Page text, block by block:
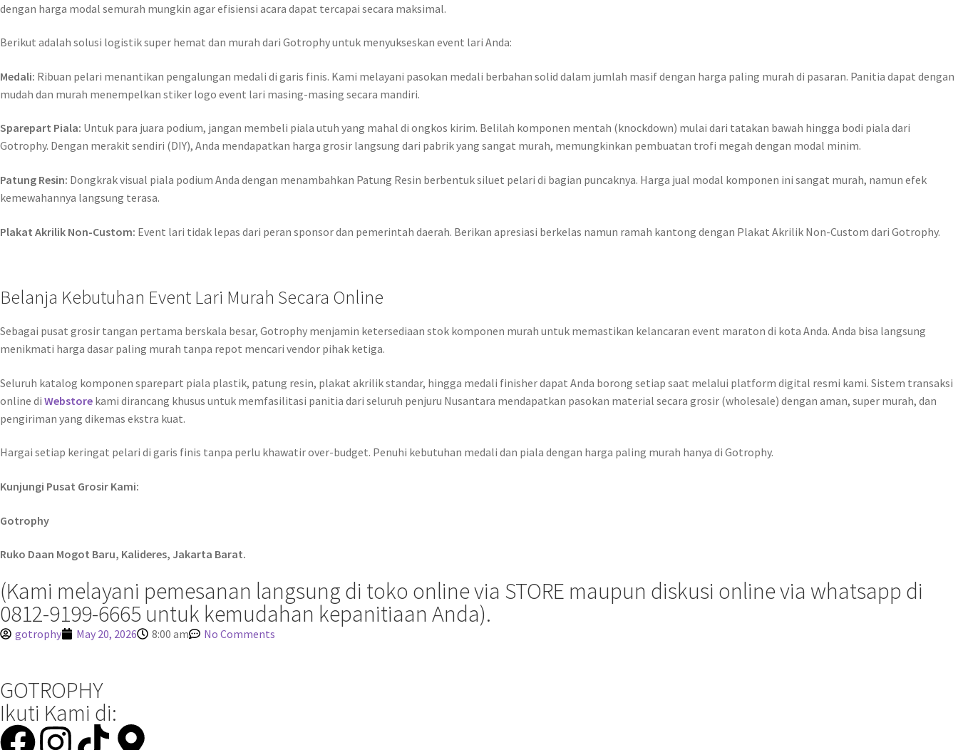
dengan harga modal semurah mungkin agar efisiensi acara dapat tercapai secara maksimal.
Berikut adalah solusi logistik super hemat dan murah dari Gotrophy untuk menyukseskan event lari Anda:
Medali: Ribuan pelari menantikan pengalungan medali di garis finis. Kami melayani pasokan medali berbahan solid dalam jumlah masif dengan harga paling murah di pasaran. Panitia dapat dengan
mudah dan murah menempelkan stiker logo event lari masing-masing secara mandiri.
Sparepart Piala: Untuk para juara podium, jangan membeli piala utuh yang mahal di ongkos kirim. Belilah komponen mentah (knockdown) mulai dari tatakan bawah hingga bodi piala dari
Gotrophy. Dengan merakit sendiri (DIY), Anda mendapatkan harga grosir langsung dari pabrik yang sangat murah, memungkinkan pembuatan trofi megah dengan modal minim.
Patung Resin: Dongkrak visual piala podium Anda dengan menambahkan Patung Resin berbentuk siluet pelari di bagian puncaknya. Harga jual modal komponen ini sangat murah, namun efek
kemewahannya langsung terasa.
Plakat Akrilik Non-Custom: Event lari tidak lepas dari peran sponsor dan pemerintah daerah. Berikan apresiasi berkelas namun ramah kantong dengan Plakat Akrilik Non-Custom dari Gotrophy.
Belanja Kebutuhan Event Lari Murah Secara Online
Sebagai pusat grosir tangan pertama berskala besar, Gotrophy menjamin ketersediaan stok komponen murah untuk memastikan kelancaran event maraton di kota Anda. Anda bisa langsung
menikmati harga dasar paling murah tanpa repot mencari vendor pihak ketiga.
Seluruh katalog komponen sparepart piala plastik, patung resin, plakat akrilik standar, hingga medali finisher dapat Anda borong setiap saat melalui platform digital resmi kami. Sistem transaksi
online di Webstore kami dirancang khusus untuk memfasilitasi panitia dari seluruh penjuru Nusantara mendapatkan pasokan material secara grosir (wholesale) dengan aman, super murah, dan
pengiriman yang dikemas ekstra kuat.
Hargai setiap keringat pelari di garis finis tanpa perlu khawatir over-budget. Penuhi kebutuhan medali dan piala dengan harga paling murah hanya di Gotrophy.
Kunjungi Pusat Grosir Kami:
Gotrophy
Ruko Daan Mogot Baru, Kalideres, Jakarta Barat.
(Kami melayani pemesanan langsung di toko online via STORE maupun diskusi online via whatsapp di
0812-9199-6665 untuk kemudahan kepanitiaan Anda).
gotrophy May 20, 2026 8:00 am No Comments
GOTROPHY
Ikuti Kami di: